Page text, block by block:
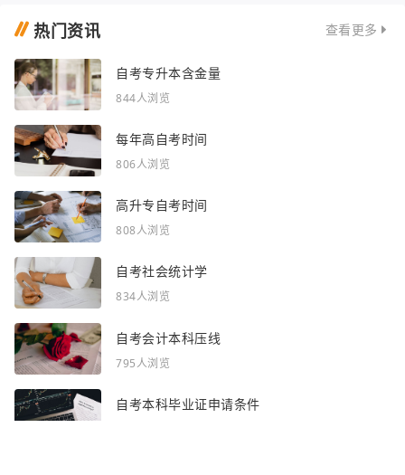
热门资讯 查看更多
自考专升本含金量
844人浏览
每年高自考时间
806人浏览
高升专自考时间
808人浏览
自考社会统计学
834人浏览
自考会计本科压线
795人浏览
自考本科毕业证申请条件